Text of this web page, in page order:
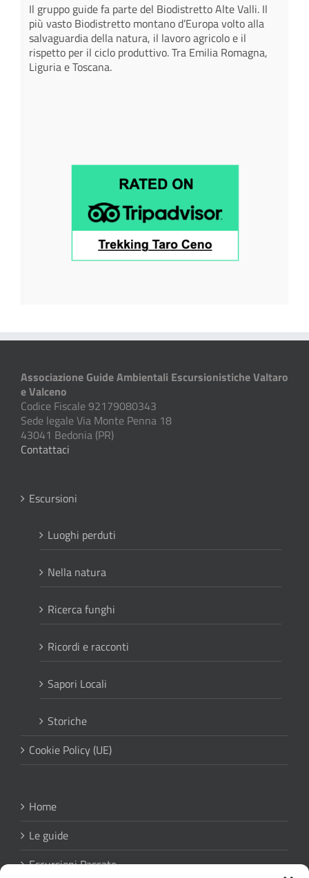
Il gruppo guide fa parte del Biodistretto Alte Valli. Il
più vasto Biodistretto montano d’Europa volto alla
salvaguardia della natura, il lavoro agricolo e il
rispetto per il ciclo produttivo. Tra Emilia Romagna,
Liguria e Toscana.
Associazione Guide Ambientali Escursionistiche Valtaro
e Valceno
Codice Fiscale 92179080343
Sede legale Via Monte Penna 18
43041 Bedonia (PR)
Contattaci
Escursioni
Luoghi perduti
Nella natura
Ricerca funghi
Ricordi e racconti
Sapori Locali
Storiche
Cookie Policy (UE)
Home
Le guide
Escursioni Passate